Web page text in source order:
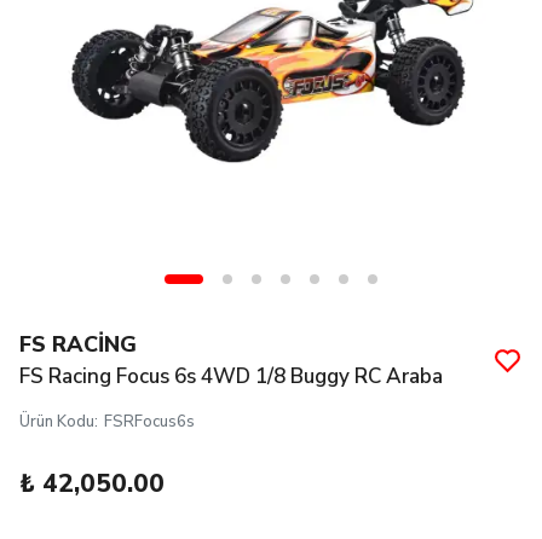
FS RACİNG
FS Racing Focus 6s 4WD 1/8 Buggy RC Araba
Ürün Kodu: FSRFocus6s
₺ 42,050.00